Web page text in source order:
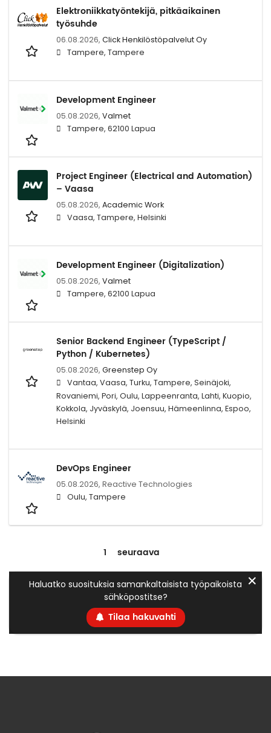
Elektroniikkatyöntekijä, pitkäaikainen
työsuhde
06.08.2026, Click Henkilöstöpalvelut Oy
Tampere, Tampere
Development Engineer
05.08.2026, Valmet
Tampere, 62100 Lapua
Project Engineer (Electrical and Automation)
– Vaasa
05.08.2026, Academic Work
Vaasa, Tampere, Helsinki
Development Engineer (Digitalization)
05.08.2026, Valmet
Tampere, 62100 Lapua
Senior Backend Engineer (TypeScript /
Python / Kubernetes)
05.08.2026, Greenstep Oy
Vantaa, Vaasa, Turku, Tampere, Seinäjoki,
Rovaniemi, Pori, Oulu, Lappeenranta, Lahti, Kuopio,
Kokkola, Jyväskylä, Joensuu, Hämeenlinna, Espoo,
Helsinki
DevOps Engineer
05.08.2026, Reactive Technologies
Oulu, Tampere
1 seuraava
Haluatko suosituksia samankaltaisista työpaikoista
sähköpostitse?
Tilaa hakuvahti
✕